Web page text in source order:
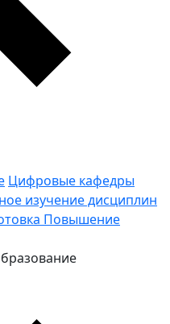
Цифровые кафедры
изучение дисциплин
Повышение